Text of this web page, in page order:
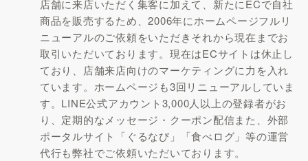
店舗に来店いただく集客に加えて、新たにECで自社
商品を販売するため、2006年にホームページフルリ
ニューアルのご依頼をいただきそれから現在までお
取引いただいております。現在はECサイトは休止し
ており、店舗来店向けのマーケティングに力を入れ
ています。ホームページも3回リニューアルしていま
す。LINE公式アカウント3,000人以上の登録者がお
り、定期的なメッセージ・クーポン配信また、外部
ポータルサイト「ぐるなび」「食べログ」等の運営
代行も弊社でご依頼いただいております。